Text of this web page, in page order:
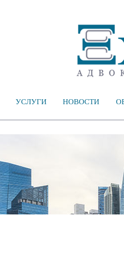
УСЛУГИ НОВОСТИ